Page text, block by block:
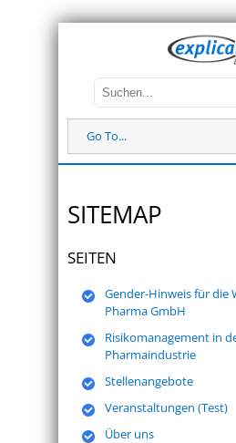
Go To...
SITEMAP
SEITEN
Gender-Hinweis für die
Pharma GmbH
Risikomanagement in
Pharmaindustrie
Stellenangebote
Veranstaltungen (Test)
Über uns